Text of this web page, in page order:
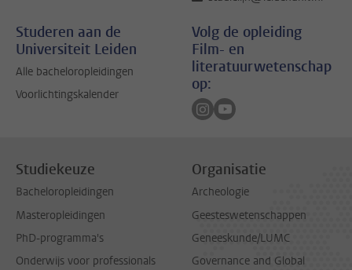
Studeren aan de
Universiteit Leiden
Alle bacheloropleidingen
Voorlichtingskalender
Volg de opleiding
Film- en
literatuurwetenschap
op:
Volg ons op instagram
Volg ons op youtube
Studiekeuze
Bacheloropleidingen
Masteropleidingen
PhD-programma's
Onderwijs voor professionals
Organisatie
Archeologie
Geesteswetenschappen
Geneeskunde/LUMC
Governance and Global